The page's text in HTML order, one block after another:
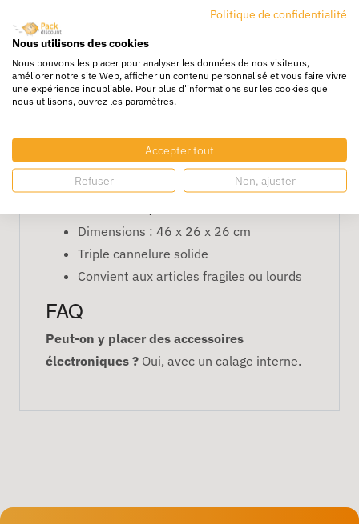
efficacement contre les chocs et les
pressions lors du transport.
Avantages
Bonne capacité pour objets moyens
Empilable pour entrepôt ou stockage
Carton recyclable et durable
Dimensions : 46 x 26 x 26 cm
Triple cannelure solide
Convient aux articles fragiles ou lourds
FAQ
Peut-on y placer des accessoires
électroniques ? Oui, avec un calage interne.
Politique de confidentialité
Nous utilisons des cookies
Nous pouvons les placer pour analyser les données de nos visiteurs,
améliorer notre site Web, afficher un contenu personnalisé et vous faire vivre
une expérience inoubliable. Pour plus d'informations sur les cookies que
nous utilisons, ouvrez les paramètres.
Accepter tout
Refuser Non, ajuster